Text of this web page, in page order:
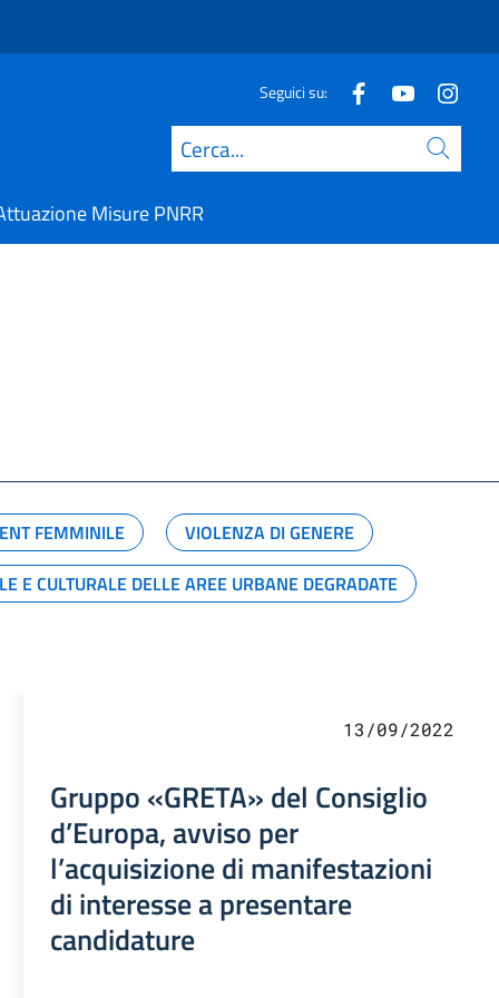
Seguici su:
Cerca
Misure PNRR
FEMMINILE
VIOLENZA DI GENERE
E CULTURALE DELLE AREE URBANE DEGRADATE
13/09/2022
Gruppo «GRETA» del Consiglio
d’Europa, avviso per
l’acquisizione di manifestazioni
di interesse a presentare
candidature